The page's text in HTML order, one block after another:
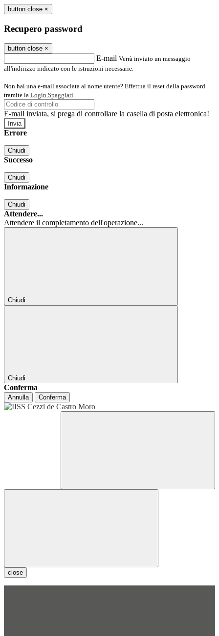
button close ×
Recupero password
button close ×
E-mail Verrà inviato un messaggio
all'indirizzo indicato con le istruzioni necessarie.
Non hai una e-mail associata al nome utente? Effettua il reset della password
tramite la Login Spaggiari
E-mail inviata, si prega di controllare la casella di posta elettronica!
Errore
Chiudi
Successo
Chiudi
Informazione
Chiudi
Attendere...
Attendere il completamento dell'operazione...
Chiudi
Chiudi
Conferma
Annulla Conferma
close